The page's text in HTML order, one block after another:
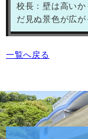
校長：壁は高い
だ見ぬ景色が広が
一覧へ戻る